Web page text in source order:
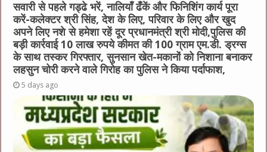
सवारी से पहले गड्ढे भरें, नालियाँ ढँकें और फिनिशिंग कार्य पूरा
करें-कलेक्टर श्री सिंह, देश के लिए, परिवार के लिए और खुद
अपने लिए नशे से हमेशा रहें दूर प्रधानमंत्री श्री मोदी,पुलिस की
बड़ी कार्रवाई 10 लाख रुपये कीमत की 100 ग्राम एम.डी. ड्रग्स
के साथ तस्कर गिरफ्तार, सुनसान खेत-मकानों को निशाना बनाकर
लहसुन चोरी करने वाले गिरोह का पुलिस ने किया पर्दाफाश,
5 days ago